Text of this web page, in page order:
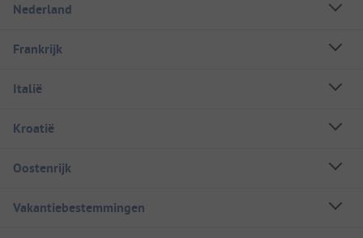
Nederland
Frankrijk
Italië
Kroatië
Oostenrijk
Vakantiebestemmingen